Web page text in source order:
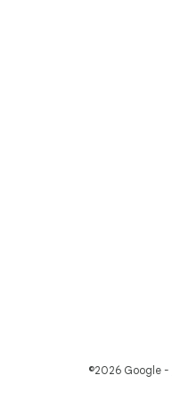
©2026 Google